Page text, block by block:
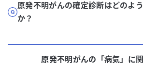
原発不明がんの確定診断はどのよ
か？
原発不明がんの「病気」に